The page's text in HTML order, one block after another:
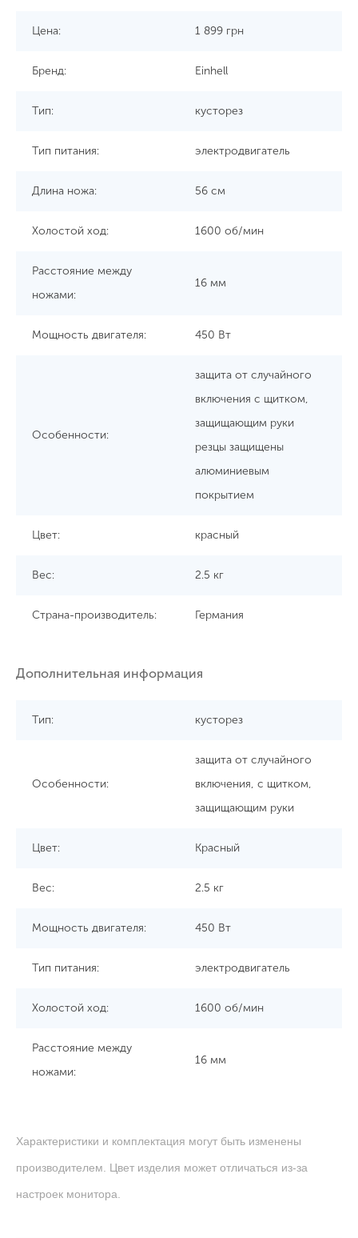
Цена: 1 899 грн
Бренд: Einhell
Тип: кусторез
Тип питания: электродвигатель
Длина ножа: 56 см
Холостой ход: 1600 об/мин
Расстояние между
ножами:
16 мм
Мощность двигателя: 450 Вт
Особенности:
защита от случайного
включения с щитком,
защищающим руки
резцы защищены
алюминиевым
покрытием
Цвет: красный
Вес: 2.5 кг
Страна-производитель: Германия
Дополнительная информация
Тип: кусторез
Особенности:
защита от случайного
включения, с щитком,
защищающим руки
Цвет: Красный
Вес: 2.5 кг
Мощность двигателя: 450 Вт
Тип питания: электродвигатель
Холостой ход: 1600 об/мин
Расстояние между
ножами:
16 мм
Характеристики и комплектация могут быть изменены
производителем. Цвет изделия может отличаться из-за
настроек монитора.